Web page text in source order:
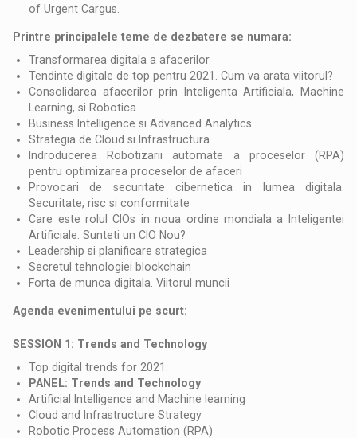
of Urgent Cargus.
Printre principalele teme de dezbatere se numara:
Transformarea digitala a afacerilor
Tendinte digitale de top pentru 2021. Cum va arata viitorul?
Consolidarea afacerilor prin Inteligenta Artificiala, Machine
Learning, si Robotica
Business Intelligence si Advanced Analytics
Strategia de Cloud si Infrastructura
Indroducerea Robotizarii automate a proceselor (RPA)
pentru optimizarea proceselor de afaceri
Provocari de securitate cibernetica in lumea digitala.
Securitate, risc si conformitate
Care este rolul CIOs in noua ordine mondiala a Inteligentei
Artificiale. Sunteti un CIO Nou?
Leadership si planificare strategica
Secretul tehnologiei blockchain
Forta de munca digitala. Viitorul muncii
Agenda evenimentului pe scurt:
SESSION 1: Trends and Technology
Top digital trends for 2021.
PANEL: Trends and Technology
Artificial Intelligence and Machine learning
Cloud and Infrastructure Strategy
Robotic Process Automation (RPA)